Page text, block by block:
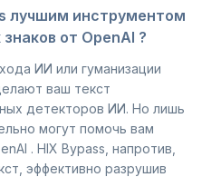
лучшим инструментом
от OpenAI ?
ИИ или гуманизации
ваш текст
детекторов ИИ. Но лишь
могут помочь вам
. HIX Bypass, напротив,
эффективно разрушив